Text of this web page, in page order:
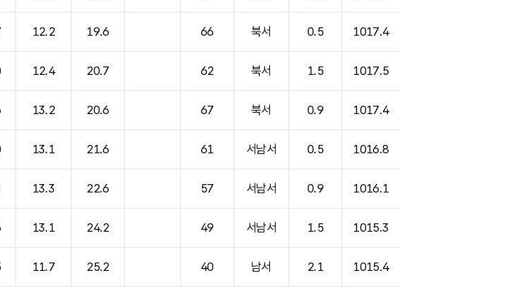
12.2 19.6 66 북서 0.5 1017.4
12.4 20.7 62 북서 1.5 1017.5
13.2 20.6 67 북서 0.9 1017.4
13.1 21.6 61 서남서 0.5 1016.8
13.3 22.6 57 서남서 0.9 1016.1
13.1 24.2 49 서남서 1.5 1015.3
11.7 25.2 40 남서 2.1 1015.4